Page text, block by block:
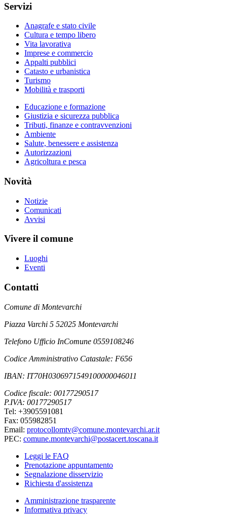
Servizi
Anagrafe e stato civile
Cultura e tempo libero
Vita lavorativa
Imprese e commercio
Appalti pubblici
Catasto e urbanistica
Turismo
Mobilità e trasporti
Educazione e formazione
Giustizia e sicurezza pubblica
Tributi, finanze e contravvenzioni
Ambiente
Salute, benessere e assistenza
Autorizzazioni
Agricoltura e pesca
Novità
Notizie
Comunicati
Avvisi
Vivere il comune
Luoghi
Eventi
Contatti
Comune di Montevarchi
Piazza Varchi 5 52025 Montevarchi
Telefono Ufficio InComune 0559108246
Codice Amministrativo Catastale: F656
IBAN: IT70H0306971549100000046011
Codice fiscale: 00177290517
P.IVA: 00177290517
Tel: +3905591081
Fax: 055982851
Email: protocollomtv@comune.montevarchi.ar.it
PEC: comune.montevarchi@postacert.toscana.it
Leggi le FAQ
Prenotazione appuntamento
Segnalazione disservizio
Richiesta d'assistenza
Amministrazione trasparente
Informativa privacy